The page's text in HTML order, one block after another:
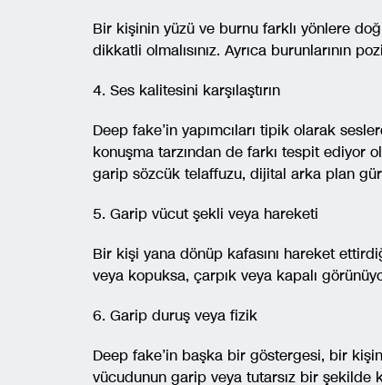
Bir kişinin yüzü ve burnu farklı yönlere
dikkatli olmalısınız. Ayrıca burunlarının
4. Ses kalitesini karşılaştırın
Deep fake’in yapımcıları tipik olarak
konuşma tarzından de farkı tespit ediyor
garip sözcük telaffuzu, dijital arka plan
5. Garip vücut şekli veya hareketi
Bir kişi yana dönüp kafasını hareket
veya kopuksa, çarpık veya kapalı
6. Garip duruş veya fizik
Deep fake’in başka bir göstergesi, bir
vücudunun garip veya tutarsız bir şekilde